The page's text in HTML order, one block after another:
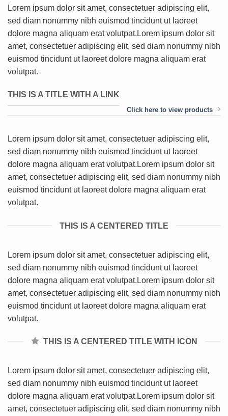
Lorem ipsum dolor sit amet, consectetuer adipiscing elit,
sed diam nonummy nibh euismod tincidunt ut laoreet
dolore magna aliquam erat volutpat.Lorem ipsum dolor sit
amet, consectetuer adipiscing elit, sed diam nonummy nibh
euismod tincidunt ut laoreet dolore magna aliquam erat
volutpat.
THIS IS A TITLE WITH A LINK
Click here to view products
Lorem ipsum dolor sit amet, consectetuer adipiscing elit,
sed diam nonummy nibh euismod tincidunt ut laoreet
dolore magna aliquam erat volutpat.Lorem ipsum dolor sit
amet, consectetuer adipiscing elit, sed diam nonummy nibh
euismod tincidunt ut laoreet dolore magna aliquam erat
volutpat.
THIS IS A CENTERED TITLE
Lorem ipsum dolor sit amet, consectetuer adipiscing elit,
sed diam nonummy nibh euismod tincidunt ut laoreet
dolore magna aliquam erat volutpat.Lorem ipsum dolor sit
amet, consectetuer adipiscing elit, sed diam nonummy nibh
euismod tincidunt ut laoreet dolore magna aliquam erat
volutpat.
THIS IS A CENTERED TITLE WITH ICON
Lorem ipsum dolor sit amet, consectetuer adipiscing elit,
sed diam nonummy nibh euismod tincidunt ut laoreet
dolore magna aliquam erat volutpat.Lorem ipsum dolor sit
amet, consectetuer adipiscing elit, sed diam nonummy nibh